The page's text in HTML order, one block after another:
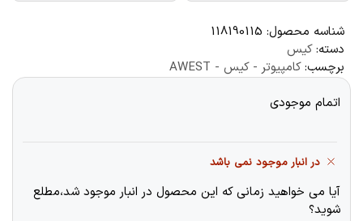
شناسه محصول: 118190115
دسته:کیس
برچسب:کامپیوتر - کیس - AWEST
اتمام موجودی
در انبار موجود نمی باشد
آیا می خواهید زمانی که این محصول در انبار موجود شد،مطلع
شوید؟